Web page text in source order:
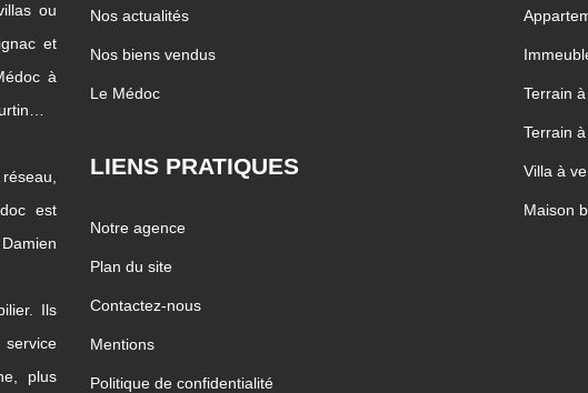
ou
et
à
est
Ils
service
plus
Nos actualités
Nos biens vendus
Le Médoc
LIENS PRATIQUES
Notre agence
Plan du site
Contactez-nous
Mentions
Politique de confidentialité
Terrain
Terrain
Villa à
Maison